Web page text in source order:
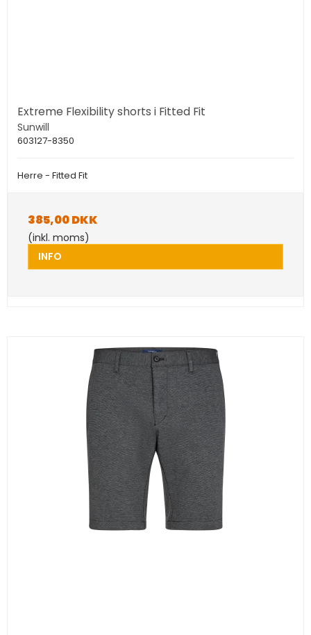
Extreme Flexibility shorts i Fitted Fit
Sunwill
603127-8350
Herre - Fitted Fit
385,00 DKK
(inkl. moms)
INFO